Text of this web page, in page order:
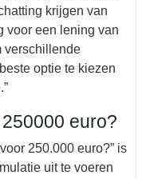
krijgen van
voor een lening van
verschillende
optie te kiezen
euro?
250.000 euro?” is
uit te voeren